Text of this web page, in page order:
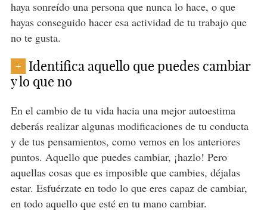
haya sonreído una persona que nunca lo hace, o que
hayas conseguido hacer esa actividad de tu trabajo que
no te gusta.
+
Identifica aquello que puedes cambiar
y lo que no
En el cambio de tu vida hacia una mejor autoestima
deberás realizar algunas modificaciones de tu conducta
y de tus pensamientos, como vemos en los anteriores
puntos. Aquello que puedes cambiar, ¡hazlo! Pero
aquellas cosas que es imposible que cambies, déjalas
estar. Esfuérzate en todo lo que eres capaz de cambiar,
en todo aquello que esté en tu mano cambiar.